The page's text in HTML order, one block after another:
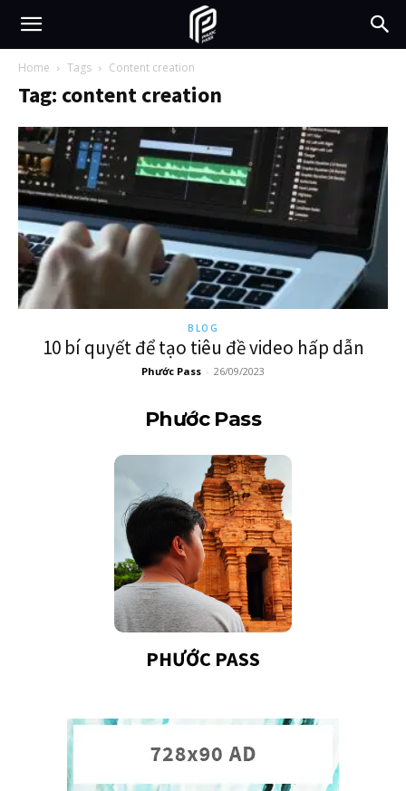
Home Tags Content creation
Tag: content creation
BLOG
10 bí quyết để tạo tiêu đề video hấp dẫn
Phước Pass - 26/09/2023
Phước Pass
PHƯỚC PASS